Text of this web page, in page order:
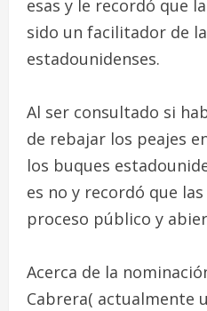
esas y le recordó que
sido un facilitador de
estadounidenses.
Al ser consultado si
de rebajar los peajes
los buques
es no y recordó que
proceso público y
Acerca de la
Cabrera( actualmente